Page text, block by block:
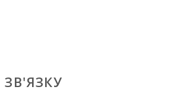
від ресторанів, супермаркетів і